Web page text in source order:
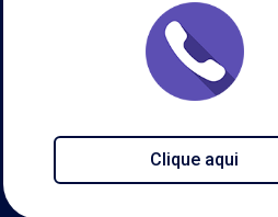
Clique aqui